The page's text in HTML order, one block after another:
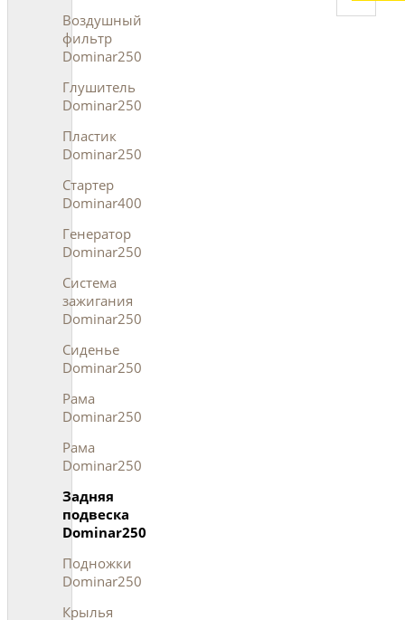
Воздушный
фильтр
Dominar250
Глушитель
Dominar250
Пластик
Dominar250
Стартер
Dominar400
Генератор
Dominar250
Система
зажигания
Dominar250
Сиденье
Dominar250
Рама
Dominar250
Рама
Dominar250
Задняя
подвеска
Dominar250
Подножки
Dominar250
Крылья